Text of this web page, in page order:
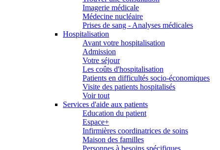
Imagerie médicale
Médecine nucléaire
Prises de sang - Analyses médicales
Hospitalisation
Avant votre hospitalisation
Admission
Votre séjour
Les coûts d'hospitalisation
Patients en difficultés socio-économiques
Visite des patients hospitalisés
Voir tout
Services d'aide aux patients
Education du patient
Espace+
Infirmières coordinatrices de soins
Maison des familles